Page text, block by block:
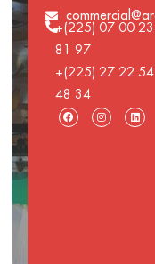
+(225) 07 00 23
81 97
+(225) 27 22 54
48 34